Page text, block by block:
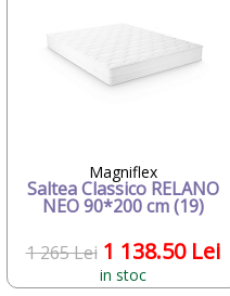
Magniflex
Saltea Classico RELANO
NEO 90*200 cm (19)
1 265 Lei 1 138.50 Lei
in stoc